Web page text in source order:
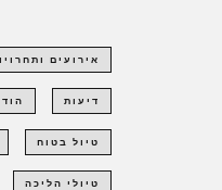
אירועים
דיעות
טיול בטוח
טיולי הליכה